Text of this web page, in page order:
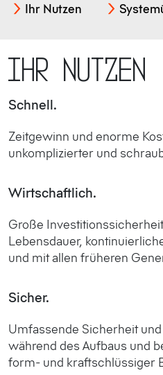
Ihr Nutzen
Ihr Nutzen
Schnell.
Zeitgewinn und enorme
unkomplizierter und
Wirtschaftlich.
Große
Lebensdauer,
und mit allen früheren
Sicher.
Umfassende Sicherheit
während des Aufbaus und
form- und kraftschlüssiger